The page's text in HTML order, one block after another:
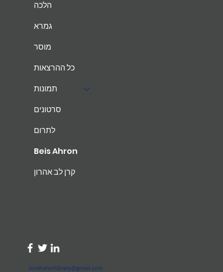
הלכה
גמרא
מוסר
כל ההרצאות
תמונות
סרטונים
לתרום
Beis Ahron
קרן לב אהרון
levaharonlibrary@gmail.com